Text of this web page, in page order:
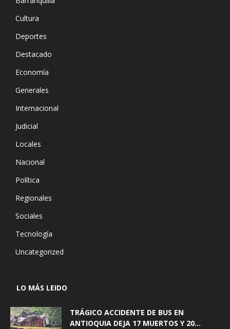
Cultura
Deportes
Destacado
Economía
Generales
Internacional
Judicial
Locales
Nacional
Política
Regionales
Sociales
Tecnología
Uncategorized
LO MÁS LEIDO
TRÁGICO ACCIDENTE DE BUS EN
ANTIOQUIA DEJA 17 MUERTOS Y 20...